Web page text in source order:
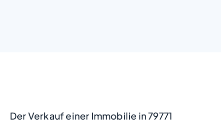
Der Verkauf einer Immobilie in 79771